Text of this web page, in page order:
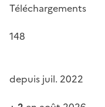
Téléchargements
148
depuis juil. 2022